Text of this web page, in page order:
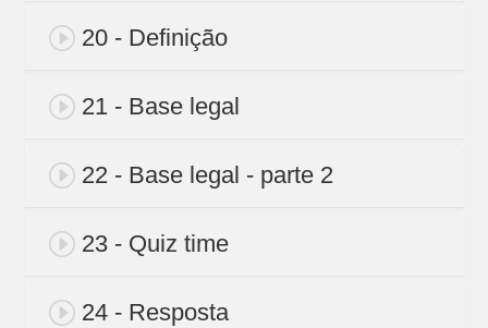
20 - Definição
21 - Base legal
22 - Base legal - parte 2
23 - Quiz time
24 - Resposta